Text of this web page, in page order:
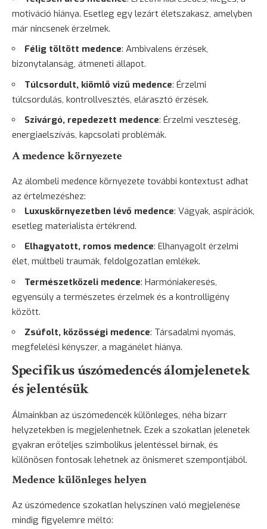
motiváció hiánya. Esetleg egy lezárt életszakasz, amelyben
már nincsenek érzelmek.
Félig töltött medence: Ambivalens érzések,
bizonytalanság, átmeneti állapot.
Túlcsordult, kiömlő vizű medence: Érzelmi
túlcsordulás, kontrollvesztés, elárasztó érzések.
Szivárgó, repedezett medence: Érzelmi veszteség,
energiaelszívás, kapcsolati problémák.
A medence környezete
Az álombeli medence környezete további kontextust adhat
az értelmezéshez:
Luxuskörnyezetben lévő medence: Vágyak, aspirációk,
esetleg materialista értékrend.
Elhagyatott, romos medence: Elhanyagolt érzelmi
élet, múltbeli traumák, feldolgozatlan emlékek.
Természetközeli medence: Harmóniakeresés,
egyensúly a természetes érzelmek és a kontrolligény
között.
Zsúfolt, közösségi medence: Társadalmi nyomás,
megfelelési kényszer, a magánélet hiánya.
Specifikus úszómedencés álomjelenetek
és jelentésük
Álmainkban az úszómedencék különleges, néha bizarr
helyzetekben is megjelenhetnek. Ezek a szokatlan jelenetek
gyakran erőteljes szimbolikus jelentéssel bírnak, és
különösen fontosak lehetnek az önismeret szempontjából.
Medence különleges helyen
Az úszómedence szokatlan helyszínen való megjelenése
mindig figyelemre méltó: